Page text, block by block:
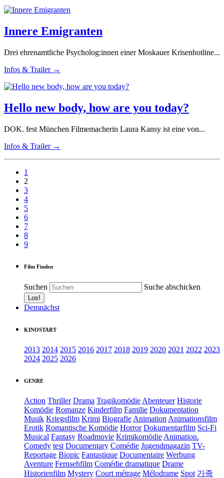
Innere Emigranten
Drei ehrenamtliche Psycholog:innen einer Moskauer Krisenhotline...
Infos & Trailer →
Hello new body, how are you today?
DOK. fest München Filmemacherin Laura Kansy ist eine von...
Infos & Trailer →
1
2
3
4
5
6
7
8
9
Film Finden
Suchen Suche abschicken
Demnächst
KINOSTART
2013 2014 2015 2016 2017 2018 2019 2020 2021 2022 2023
2024 2025 2026
GENRE
Action Thriller Drama Tragikomödie Abenteuer Historie
Komödie Romanze Kinderfilm Familie Dokumentation
Musik Kriegsfilm Krimi Biografie Animation Animationsfilm
Erotik Romantische Komödie Horror Dokumentarfilm Sci-Fi
Musical Fantasy Roadmovie Krimikomödie Animation.
Comedy test Documentary Comédie Jugendmagazin TV-
Reportage Biopic Fantastique Documentaire Werbung
Aventure Fernsehfilm Comédie dramatique Drame
Historienfilm Mystery Court métrage Mélodrame Spot 가족